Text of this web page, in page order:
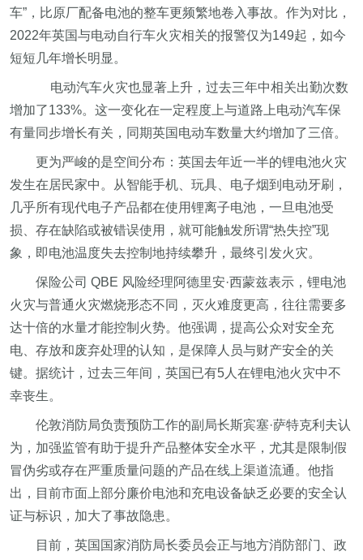
车”，比原厂配备电池的整车更频繁地卷入事故。作为对比，
2022年英国与电动自行车火灾相关的报警仅为149起，如今
短短几年增长明显。
电动汽车火灾也显著上升，过去三年中相关出勤次数
增加了133%。这一变化在一定程度上与道路上电动汽车保
有量同步增长有关，同期英国电动车数量大约增加了三倍。
更为严峻的是空间分布：英国去年近一半的锂电池火灾
发生在居民家中。从智能手机、玩具、电子烟到电动牙刷，
几乎所有现代电子产品都在使用锂离子电池，一旦电池受
损、存在缺陷或被错误使用，就可能触发所谓“热失控”现
象，即电池温度失去控制地持续攀升，最终引发火灾。
保险公司 QBE 风险经理阿德里安·西蒙兹表示，锂电池
火灾与普通火灾燃烧形态不同，灭火难度更高，往往需要多
达十倍的水量才能控制火势。他强调，提高公众对安全充
电、存放和废弃处理的认知，是保障人员与财产安全的关
键。据统计，过去三年间，英国已有5人在锂电池火灾中不
幸丧生。
伦敦消防局负责预防工作的副局长斯宾塞·萨特克利夫认
为，加强监管有助于提升产品整体安全水平，尤其是限制假
冒伪劣或存在严重质量问题的产品在线上渠道流通。他指
出，目前市面上部分廉价电池和充电设备缺乏必要的安全认
证与标识，加大了事故隐患。
目前，英国国家消防局长委员会正与地方消防部门、政